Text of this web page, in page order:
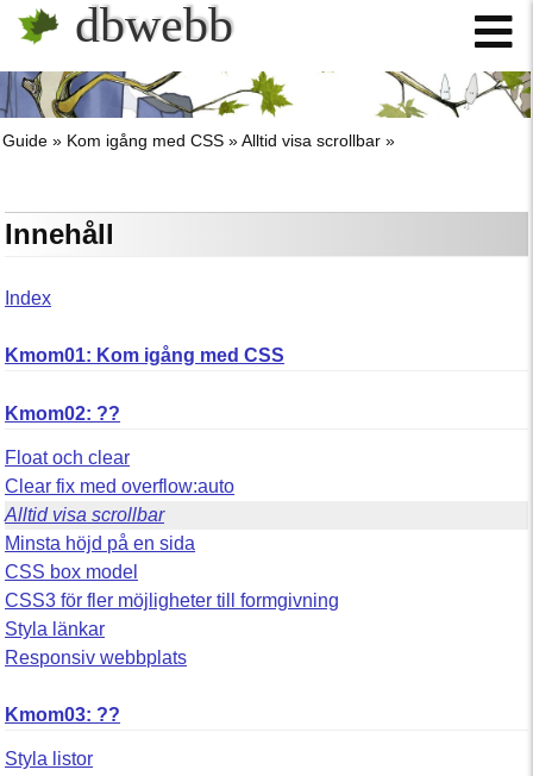
dbwebb
Guide Kom igång med CSS Alltid visa scrollbar
Innehåll
Index
Kmom01: Kom igång med CSS
Kmom02: ??
Float och clear
Clear fix med overflow:auto
Alltid visa scrollbar
Minsta höjd på en sida
CSS box model
CSS3 för fler möjligheter till formgivning
Styla länkar
Responsiv webbplats
Kmom03: ??
Styla listor